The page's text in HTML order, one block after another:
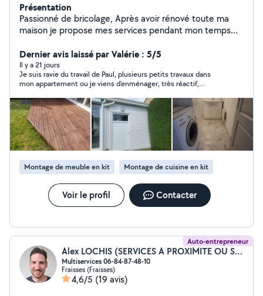
Présentation
Passionné de bricolage, Après avoir rénové toute ma
maison je propose mes services pendant mon temps
suis a l'écoute de toutes propositions de chantier. Je
travaille soigneusement et minutieusement.
Dernier avis laissé par Valérie : 5/5
Il y a 21 jours
Je suis ravie du travail de Paul, plusieurs petits travaux dans
mon appartement ou je viens d’enménager, très réactif,
conseils,c'est tellement rare de trouver un bon artisan sympa à
l'écoute, pas pressé, je le recommande...
Montage de meuble en kit Montage de cuisine en kit
Voir le profil Contacter
Auto-entrepreneur
Alex LOCHIS (SERVICES A PROXIMITE OU SAP)
Multiservices 06-84-87-48-10
Fraisses (Fraisses)
4,6/5 (19 avis)